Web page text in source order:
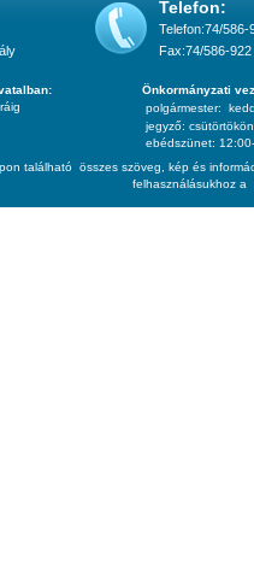
Telefon:
Telefon:74/586-
Fax:74/586-922
található összes szöveg, kép és
felhasználásukhoz a
Önkormányzati
polgármester:
jegyző: csütörtökön
ebédszünet: